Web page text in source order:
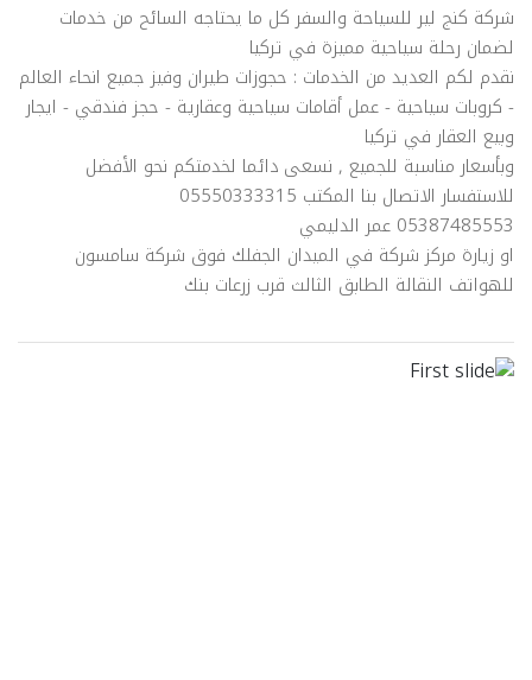
شركة كنج لير للسياحة والسفر كل ما يحتاجه السائح من خدمات
لضمان رحلة سياحية مميزة في تركيا
نقدم لكم العديد من الخدمات : حجوزات طيران وفيز جميع انحاء العالم
- كروبات سياحية - عمل أقامات سياحية وعقارية - حجز فندقي - ايجار
وبيع العقار في تركيا
وبأسعار مناسبة للجميع , نسعى دائما لخدمتكم نحو الأفضل
للاستفسار الاتصال بنا المكتب 05550333315
05387485553 عمر الدليمي
او زيارة مركز شركة في الميدان الجفلك فوق شركة سامسون
للهواتف النقالة الطابق الثالث قرب زرعات بنك